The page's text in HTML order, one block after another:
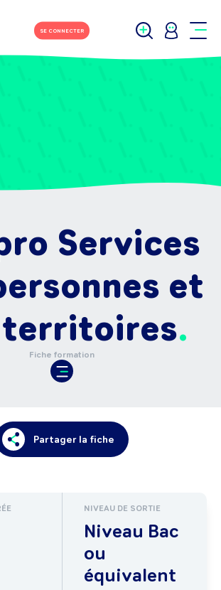
SE CONNECTER
Services
et
territoires
Fiche formation
Partager la fiche
NIVEAU DE SORTIE
Niveau Bac
ou
équivalent